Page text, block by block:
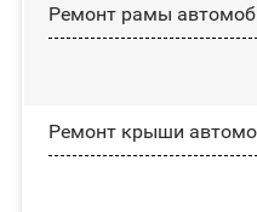
Ремонт рамы
Ремонт крыши